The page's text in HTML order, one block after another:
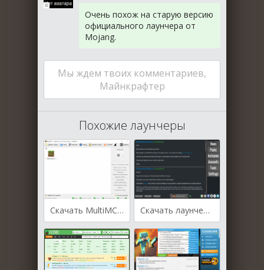
Очень похож на старую версию
официального лаунчера от
Mojang.
Мы ждем твоих комментариев,
Майнкрафтер
Похожие лаунчеры
Скачать MultiMC лаунчер Скачать лаунчер ATLauncher